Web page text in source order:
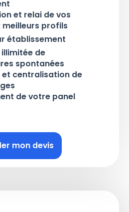
et relai de vos
profils
établissement
de
spontanées
et centralisation de
de votre panel
mon devis